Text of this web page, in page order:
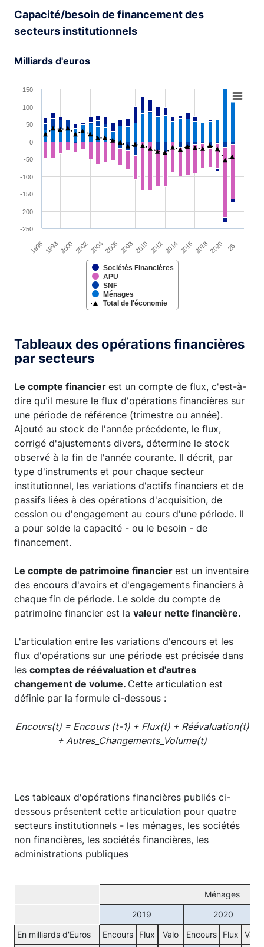
Capacité/besoin de financement des
secteurs institutionnels
Milliards d'euros
Combination chart with 5 data series.
View as data table, Chart
The chart has 1 X axis displaying XAxis.
The chart has 1 Y axis displaying YAxis. Range: -250 to
Sociétés Financières
APU
SNF
Ménages
Total de l'économie
1996 19982000 200220042006 20082010 20122014 2016 20182020 26
-250
-200
-150
-100
-50
0
50
100
150
Tableaux des opérations financières
par secteurs
Le compte financier est un compte de flux, c'est-à-
dire qu'il mesure le flux d'opérations financières sur
une période de référence (trimestre ou année).
Ajouté au stock de l'année précédente, le flux,
corrigé d'ajustements divers, détermine le stock
observé à la fin de l'année courante. Il décrit, par
type d'instruments et pour chaque secteur
institutionnel, les variations d'actifs financiers et de
passifs liées à des opérations d'acquisition, de
cession ou d'engagement au cours d'une période. Il
a pour solde la capacité - ou le besoin - de
financement.
Le compte de patrimoine financier est un inventaire
des encours d'avoirs et d'engagements financiers à
chaque fin de période. Le solde du compte de
patrimoine financier est la valeur nette financière.
L'articulation entre les variations d'encours et les
flux d'opérations sur une période est précisée dans
les comptes de réévaluation et d'autres
changement de volume. Cette articulation est
définie par la formule ci-dessous :
Encours(t) = Encours (t-1) + Flux(t) + Réévaluation(t)
+ Autres_Changements_Volume(t)
Les tableaux d'opérations financières publiés ci-
dessous présentent cette articulation pour quatre
secteurs institutionnels - les ménages, les sociétés
non financières, les sociétés financières, les
administrations publiques
Ménages
2019 2020
En milliards d'Euros Encours Flux Valo Encours Flux Valo